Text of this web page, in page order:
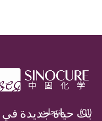
بث حياة جديدة في(01) منتجات